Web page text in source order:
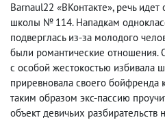
Barnaul22 «ВКонтакте», речь
школы № 114. Нападкам
подверглась из-за молодого
были романтические отношения.
с особой жестокостью избивала
приревновала своего
таким образом экс-пассию
объект девичьих